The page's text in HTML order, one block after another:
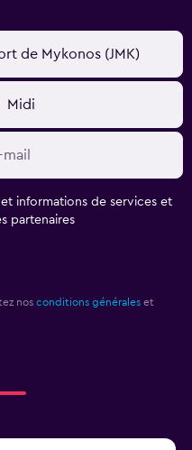
de Mykonos (JMK)
Midi
informations de services et
partenaires
nos conditions générales et